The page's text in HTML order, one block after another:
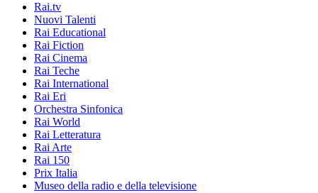
Rai.tv
Nuovi Talenti
Rai Educational
Rai Fiction
Rai Cinema
Rai Teche
Rai International
Rai Eri
Orchestra Sinfonica
Rai World
Rai Letteratura
Rai Arte
Rai 150
Prix Italia
Museo della radio e della televisione